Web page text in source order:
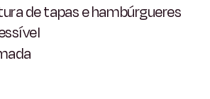
de tapas e hambúrgueres